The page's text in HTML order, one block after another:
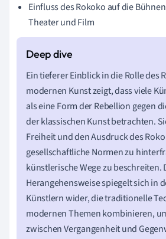
Einfluss des Rokoko auf die
Theater und Film
Ein tieferer Einblick in die Rolle des
modernen Kunst zeigt, dass viele
als eine Form der Rebellion gegen
der klassischen Kunst betrachten.
Freiheit und den Ausdruck des
gesellschaftliche Normen zu
künstlerische Wege zu beschreiten.
Herangehensweise spiegelt sich in
Künstlern wider, die traditionelle
modernen Themen kombinieren,
zwischen Vergangenheit und